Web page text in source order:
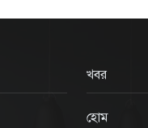
খবর
হোম